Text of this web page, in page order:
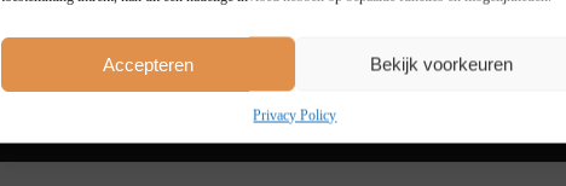
Accepteren Bekijk voorkeuren
Privacy Policy
4 STUKS 20 %
25 %